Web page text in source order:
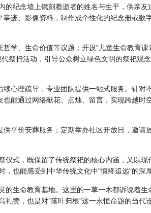
纪念墙上镌刻着逝者的姓名与生平，供亲
迹、影像资料，制作成个性化的纪念册或
学、生命价值等议题；开设"儿童生命教育
扫活动，引导公众树立绿色文明的祭祀观
心理疏导，专业团队提供一站式服务。针
能通过网络献花、点烛、留言，实现跨越
平价安葬服务；定期举办社区开放日，邀
式，既保留了传统祭祀的核心内涵，又以
也能感受到中华传统文化中"慎终追远"的深厚
生命教育基地。这里的一草一木都诉说着
赞，也是对"落叶归根"这一永恒命题的当代诠